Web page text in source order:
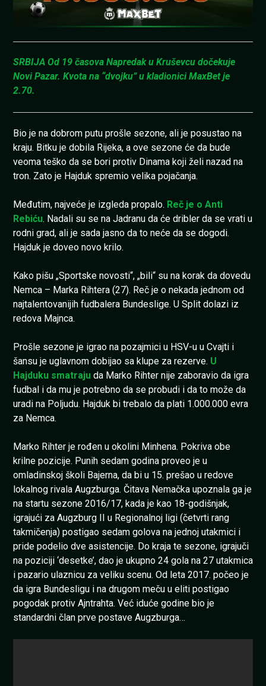
SRBIJA Od 19 časova Napredak u Kruševcu dočekuje
Novi Pazar. Kvota na “dvojku” u kladionici MaxBet je
2.70.
Bio je na dobrom putu prošle sezone, ali je posustao na
kraju. Bitku je dobila Rijeka, a ove sezone će da bude
veoma teško da se bori protiv Dinama koji želi nazad na
tron. Zato je Hajduk spremio velika pojačanja.
Međutim, najveće je izgleda propalo. Reč je o Anti
Rebiću. Nadali su se na Jadranu da će dribler da se vrati u
rodni grad, ali je sada jasno da to neće da se dogodi.
Hajduk je doveo novo krilo.
Kako pišu „Sportske novosti“, „bili“ su na korak da dovedu
Nemca – Marka Rihtera (27). Reč je o nekada jednom od
najtalentovanijih fudbalera Bundeslige. U Split dolazi iz
redova Majnca.
Prošle sezone je igrao na pozajmici u HSV-u u Cvajti i
šansu je uglavnom dobijao sa klupe za rezerve. U
Hajduku smatraju da Marko Rihter nije zaboravio da igra
fudbal i da mu je potrebno da se probudi i da to može da
uradi na Poljudu. Hajduk bi trebalo da plati 1.000.000 evra
za Nemca.
Marko Rihter je rođen u okolini Minhena. Pokriva obe
krilne pozicije. Punih sedam godina proveo je u
omladinskoj školi Bajerna, da bi u 15. prešao u redove
lokalnog rivala Augzburga. Čitava Nemačka upoznala ga je
na startu sezone 2016/17, kada je kao 18-godišnjak,
igrajući za Augzburg II u Regionalnoj ligi (četvrti rang
takmičenja) postigao sedam golova na jednoj utakmici i
pride podelio dve asistencije. Do kraja te sezone, igrajuči
na poziciji ‘desetke’, dao je ukupno 24 gola na 27 utakmica
i pazario ulaznicu za veliku scenu. Od leta 2017. počeo je
da igra Bundesligu i na drugom meču u eliti postigao
pogodak protiv Ajntrahta. Već iduće godine bio je
standardni član prve postave Augzburga…